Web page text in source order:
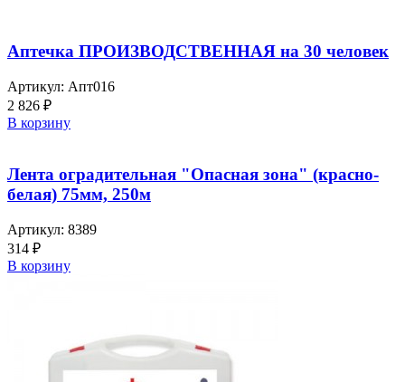
Аптечка ПРОИЗВОДСТВЕННАЯ на 30 человек
Артикул: Апт016
2 826 ₽
В корзину
Лента оградительная "Опасная зона" (красно-
белая) 75мм, 250м
Артикул: 8389
314 ₽
В корзину